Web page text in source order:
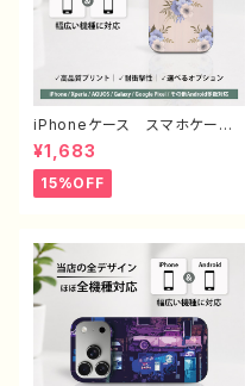
iPhoneケース スマホケー
ス 安い シンプル 花柄 お
しゃれ かわいい レディー
ス 個性的 韓国風 おすす
め 人気 クリエイター iPho
epixel Galaxy Android
アンドロイド ケース ノンブラ
ンド オリジナル デザイン
グッズ エモいスマホケース
タイトル：ニュアンスフラワー PA
RT373-2 J1-9
¥1,683
15%OFF